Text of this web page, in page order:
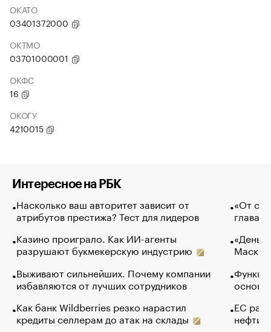
ОКАТО
03401372000
ОКТМО
03701000001
ОКФС
16
ОКОГУ
4210015
Интересное на РБК
Насколько ваш авторитет зависит от
атрибутов престижа? Тест для лидеров
Казино проиграло. Как ИИ-агенты
разрушают букмекерскую индустрию
Выживают сильнейших. Почему компании
избавляются от лучших сотрудников
Как банк Wildberries резко нарастил
кредиты селлерам до атак на склады
«От
глава
Маск в
основ
ЕС
нефти